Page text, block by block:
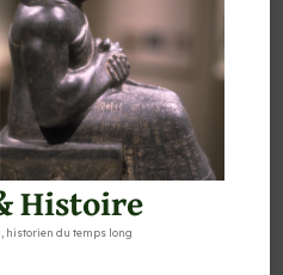
Histoire
historien du temps long